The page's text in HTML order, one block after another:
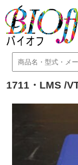
中古機器検索
1711・LMS /